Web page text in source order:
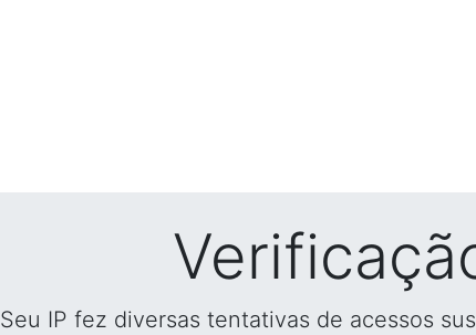
Seu IP fez diversas tentativas de acessos